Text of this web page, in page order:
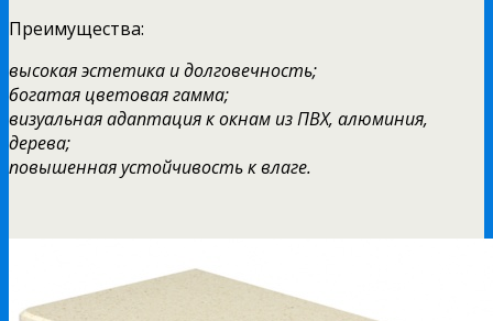
Преимущества:
высокая эстетика и долговечность;
богатая цветовая гамма;
визуальная адаптация к окнам из ПВХ, алюминия,
дерева;
повышенная устойчивость к влаге.